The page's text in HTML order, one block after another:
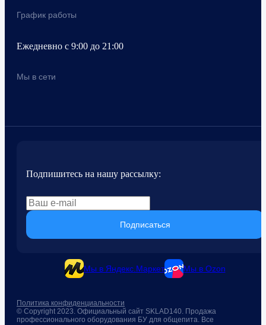
График работы
Ежедневно с 9:00 до 21:00
Мы в сети
Подпишитесь на нашу рассылку:
Подписаться
Мы в Яндекс.Маркет Мы в Ozon
© Copyright 2023. Официальный сайт SKLAD140. Продажа
профессионального оборудования БУ для общепита. Все
Политика конфиденциальности